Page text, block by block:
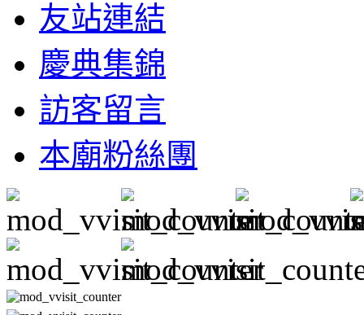
友站連結
慶典集錦
訪客留言
本廟粉絲團